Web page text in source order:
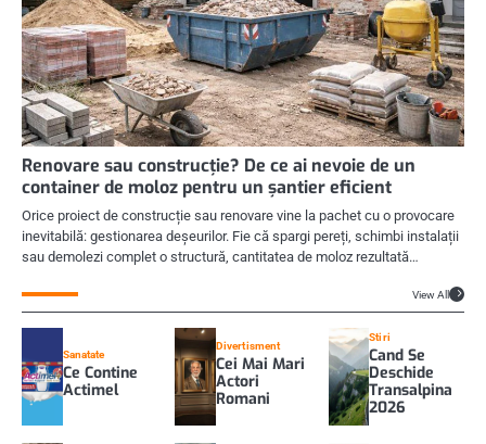
Renovare sau construcție? De ce ai nevoie de un
container de moloz pentru un șantier eficient
Orice proiect de construcție sau renovare vine la pachet cu o provocare
inevitabilă: gestionarea deșeurilor. Fie că spargi pereți, schimbi instalații
sau demolezi complet o structură, cantitatea de moloz rezultată…
View All
Sanatate
Ce Contine
Actimel
Divertisment
Cei Mai Mari
Actori
Romani
Stiri
Cand Se
Deschide
Transalpina
2026